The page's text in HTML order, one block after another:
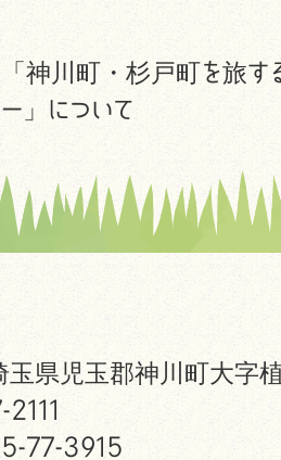
「神川町・杉戸町を旅す
ー」について
県児玉郡神川町大字
77-3915